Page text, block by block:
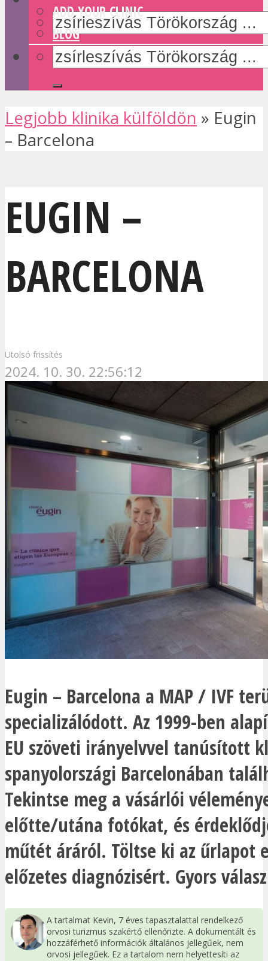
ADD YOUR CLINIC
BLOG
Legjobb klinika külföldön » Eugin
– Barcelona
EUGIN –
BARCELONA
Utolsó frissítés
2024. 10. 30. 22:56:12
Eugin – Barcelona a MAP / IVF
specializálódott. Az 1999-ben
EU szöveti irányelvvel tanúsított
spanyolországi Barcelonában
Tekintse meg a vásárlói
előtte/utána fotókat, és
műtét áráról. Töltse ki az űrlapot
előzetes diagnózisért. Gyors
A tartalmat Kevin, 7 éves tapasztalattal rendelkező
orvosi turizmus szakértő ellenőrizte. A dokumentált és
hozzáférhető információk általános jellegűek, nem
orvosi jellegűek. Ez a tartalom nem helyettesíti az